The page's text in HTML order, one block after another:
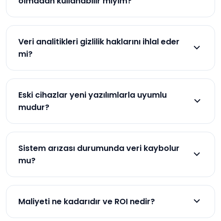
güvenliğini sağlar.
Evet, profesyonel bulut sistemleri offline mod
lokalde çalışmaya devam eder ve bağlantı geri
gelince veriler sinkronize edilir.
Veri analitikleri gizlilik haklarını ihlal eder
mi?
Sistem, sadece iş ilişkili veriler toplar. Çalışanın özel
düzenlemelerle uyumlu sistemler, gizlilik haklarını
korur.
Eski cihazlar yeni yazılımlarla uyumlu
mudur?
Modern yazılımlar, eski donanımlarla da uyumlu
kullanmak için donanım yükseltmesi gerekebilir.
Sistem sağlayıcısı, uyumluluk kontrol eder.
Sistem arızası durumunda veri kaybolur
mu?
Bulut tabanlı sistemler, birden fazla sunucu ve veri
olarak yedek sistemlere aktarılır, kayıp riski yoktur.
Maliyeti ne kadarıdır ve ROI nedir?